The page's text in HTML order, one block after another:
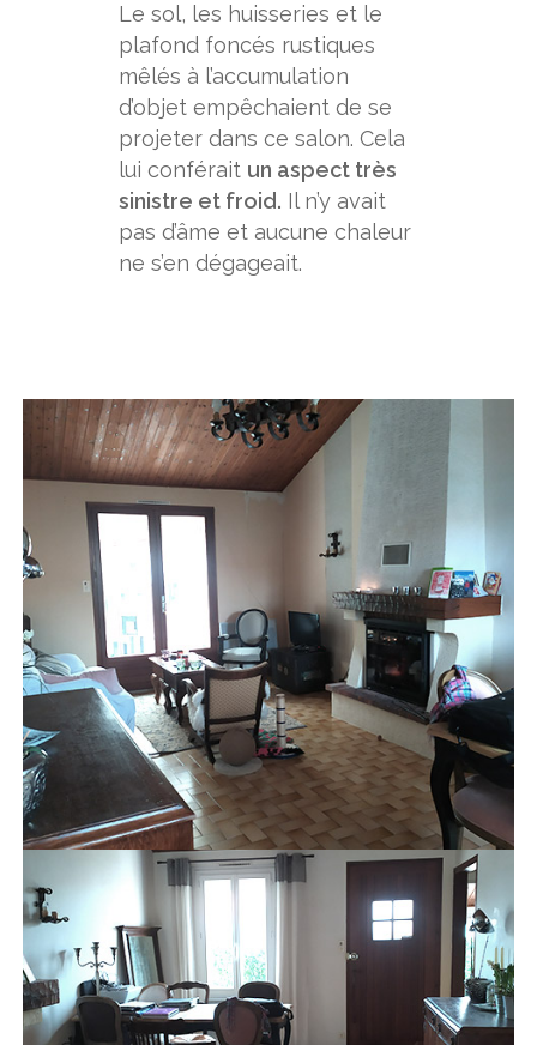
Le sol, les huisseries et le
plafond foncés rustiques
mêlés à l’accumulation
d’objet empêchaient de se
projeter dans ce salon. Cela
lui conférait un aspect très
sinistre et froid. Il n’y avait
pas d’âme et aucune chaleur
ne s’en dégageait.